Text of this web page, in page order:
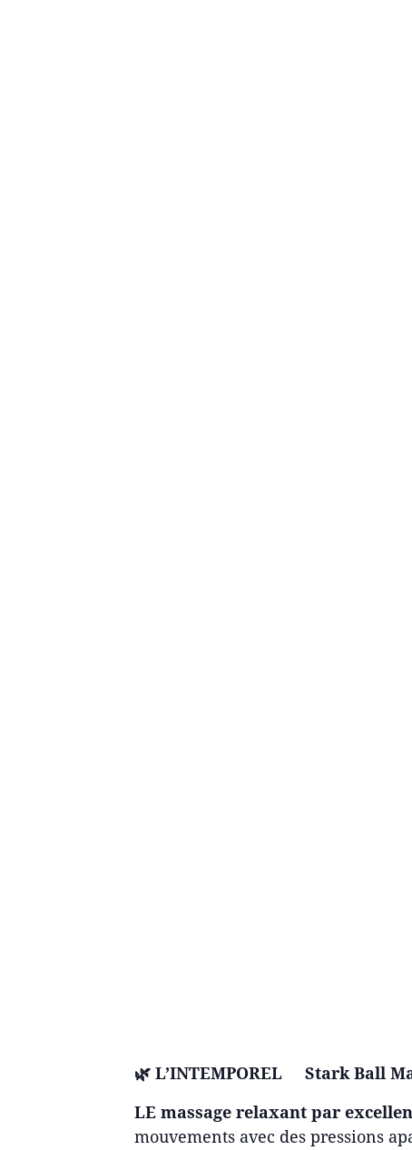
🌿 L’INTEMPOREL Stark Ball
LE massage relaxant par
mouvements avec des pressions